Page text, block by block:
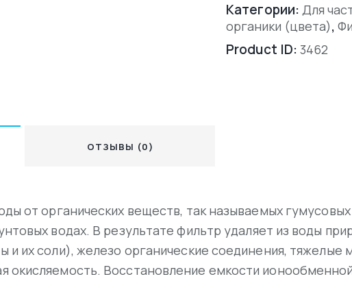
Категории:Для
органики (цвета),
Product ID:3462
ОТЗЫВЫ (0)
от органических веществ, так называемых
водах. В результате фильтр удаляет из воды
и их соли), железо органические соединения,
окисляемость. Восстановление емкости